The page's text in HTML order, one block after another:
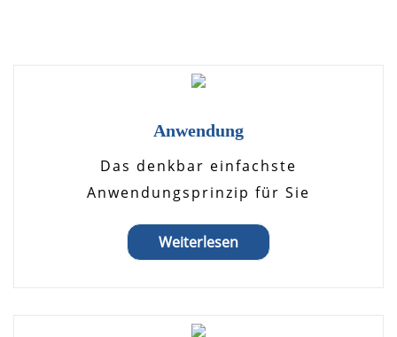
Anwendung
Das denkbar einfachste
Anwendungsprinzip für Sie
Weiterlesen